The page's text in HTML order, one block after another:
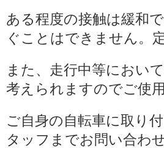
ある程度の接触は緩和
ぐことはできません。
また、走行中等におい
考えられますのでご使
ご自身の自転車に取り
タッフまでお問い合わ